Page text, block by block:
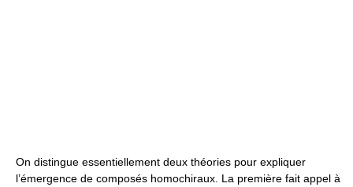
On distingue essentiellement deux théories pour expliquer
l’émergence de composés homochiraux. La première fait appel à